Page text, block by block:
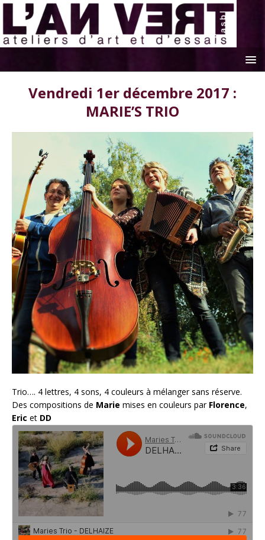
Vendredi 1er décembre 2017 :
MARIE’S TRIO
Trio…. 4 lettres, 4 sons, 4 couleurs à mélanger sans réserve.
Des compositions de Marie mises en couleurs par Florence,
Eric et DD